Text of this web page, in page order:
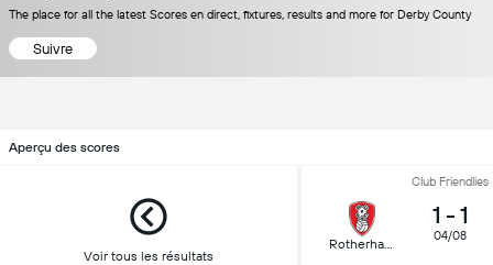
The place for all the latest Scores en direct, fixtures, results and more for Derby County
Suivre
Aperçu des scores
Voir tous les résultats
Club Friendlies
Rotherham
1 - 1
04/08